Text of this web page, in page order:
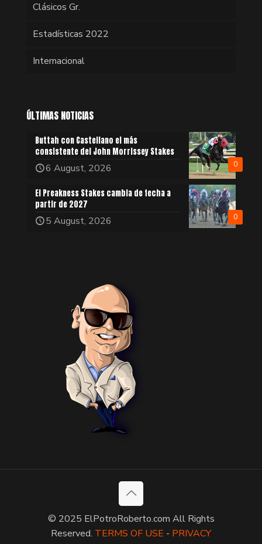
Clásicos Gr.
Estadísticas 2022
Internacional
ÚLTIMAS NOTICIAS
0
Buttah con Castellano el más
consistente del John Morrissey Stakes
6 August, 2026
0
El Preakness Stakes cambia de fecha a
partir de 2027
5 August, 2026
© 2025 ElPotroRoberto.com All Rights
Reserved. TERMS OF USE - PRIVACY